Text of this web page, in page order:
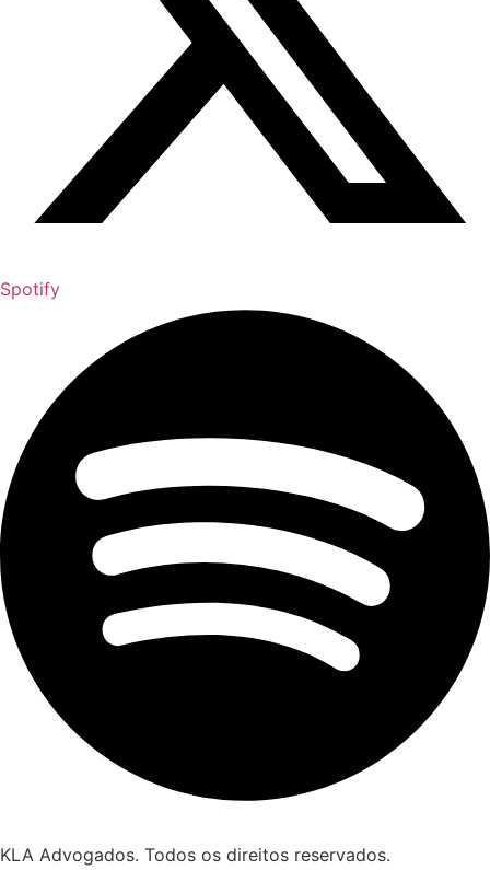
Spotify
KLA Advogados. Todos os direitos reservados.